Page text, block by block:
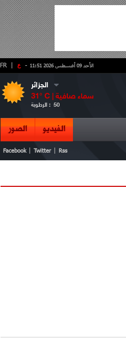
- ع FR الأحد 09 أغسطس 2026 11:51
الجزائر
31° C | سماء صافية
الرطوبة : 50
الفيديو الصور
Facebook Twitter Rss